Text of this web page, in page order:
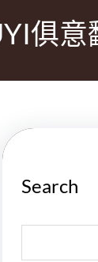
俱
Search
a